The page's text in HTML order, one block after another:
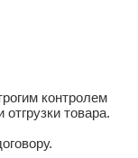
контролем
товара.